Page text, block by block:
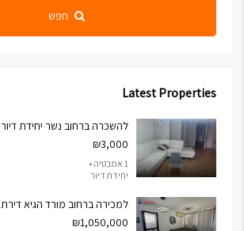
חפש
Latest Properties
להשכרה ברחוב נשר יחידת דיור 2 חדרים
₪3,000
1 אמבטיה •
יחידת דיור
למכירה ברחוב מורד הגיא דירת 3.5 חדרים
₪1,050,000